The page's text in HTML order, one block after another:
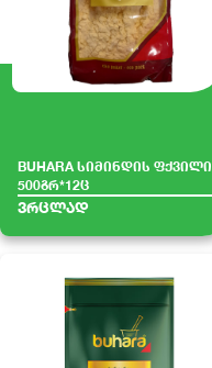
BUHARA სიმინდის ფქვილი
500გრ*12ც
ვრცლად